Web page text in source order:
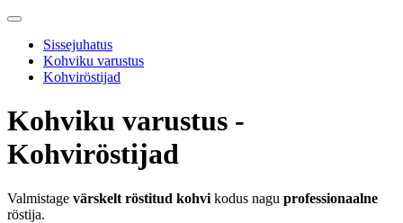
Sissejuhatus
Kohviku varustus
Kohviröstijad
Kohviku varustus -
Kohviröstijad
Valmistage värskelt röstitud kohvi kodus nagu professionaalne
röstija.